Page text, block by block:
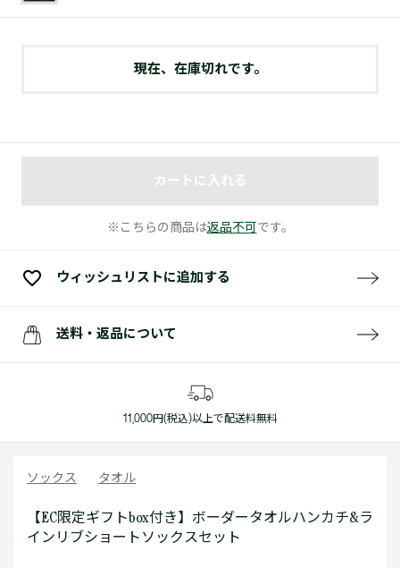
現在、在庫切れです。
カートに入れる
※こちらの商品は返品不可 です。
ウィッシュリストに追加する
送料・返品について
11,000円(税込)以上で配送料無料
ソックス タオル
【EC限定ギフトbox付き】ボーダータオルハンカチ&ラ
インリブショートソックスセット